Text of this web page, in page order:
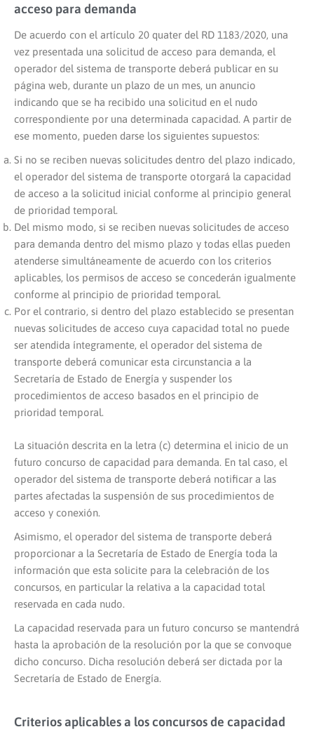
acceso para demanda
De acuerdo con el artículo 20 quater del RD 1183/2020, una
vez presentada una solicitud de acceso para demanda, el
operador del sistema de transporte deberá publicar en su
página web, durante un plazo de un mes, un anuncio
indicando que se ha recibido una solicitud en el nudo
correspondiente por una determinada capacidad. A partir de
ese momento, pueden darse los siguientes supuestos:
Si no se reciben nuevas solicitudes dentro del plazo indicado,
el operador del sistema de transporte otorgará la capacidad
de acceso a la solicitud inicial conforme al principio general
de prioridad temporal.
Del mismo modo, si se reciben nuevas solicitudes de acceso
para demanda dentro del mismo plazo y todas ellas pueden
atenderse simultáneamente de acuerdo con los criterios
aplicables, los permisos de acceso se concederán igualmente
conforme al principio de prioridad temporal.
Por el contrario, si dentro del plazo establecido se presentan
nuevas solicitudes de acceso cuya capacidad total no puede
ser atendida íntegramente, el operador del sistema de
transporte deberá comunicar esta circunstancia a la
Secretaría de Estado de Energía y suspender los
procedimientos de acceso basados en el principio de
prioridad temporal.
La situación descrita en la letra (c) determina el inicio de un
futuro concurso de capacidad para demanda. En tal caso, el
operador del sistema de transporte deberá notificar a las
partes afectadas la suspensión de sus procedimientos de
acceso y conexión.
Asimismo, el operador del sistema de transporte deberá
proporcionar a la Secretaría de Estado de Energía toda la
información que esta solicite para la celebración de los
concursos, en particular la relativa a la capacidad total
reservada en cada nudo.
La capacidad reservada para un futuro concurso se mantendrá
hasta la aprobación de la resolución por la que se convoque
dicho concurso. Dicha resolución deberá ser dictada por la
Secretaría de Estado de Energía.
Criterios aplicables a los concursos de capacidad